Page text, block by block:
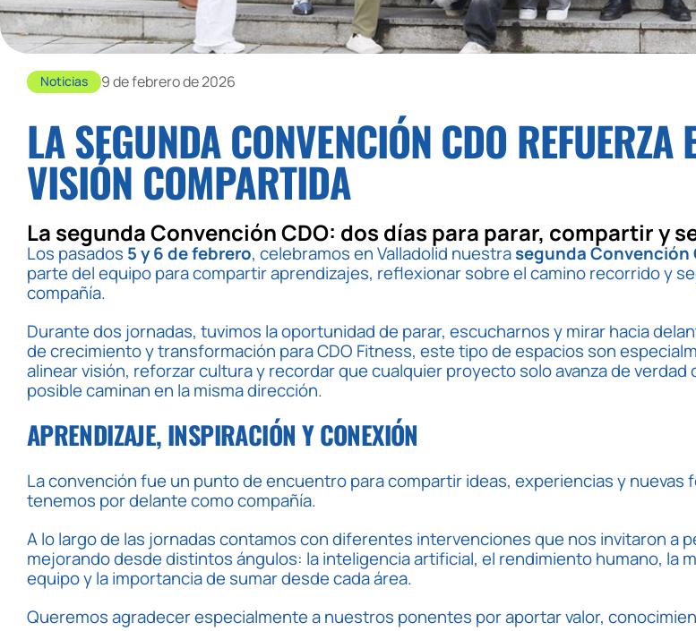
Noticias 9 de febrero de 2026
LA SEGUNDA CONVENCIÓN CDO
VISIÓN COMPARTIDA
La segunda Convención CDO: dos días para parar, compartir y
Los pasados 5 y 6 de febrero, celebramos en Valladolid nuestrasegunda Convención
parte del equipo para compartir aprendizajes, reflexionar sobre el camino recorrido y
compañía.
Durante dos jornadas, tuvimos la oportunidad de parar, escucharnos y mirar hacia
de crecimiento y transformación para CDO Fitness, este tipo de espacios son
alinear visión, reforzar cultura y recordar que cualquier proyecto solo avanza de verdad
posible caminan en la misma dirección.
APRENDIZAJE, INSPIRACIÓN Y CONEXIÓN
La convención fue un punto de encuentro para compartir ideas, experiencias y
tenemos por delante como compañía.
A lo largo de las jornadas contamos con diferentes intervenciones que nos invitaron a
mejorando desde distintos ángulos: la inteligencia artificial, el rendimiento humano, la
equipo y la importancia de sumar desde cada área.
Queremos agradecer especialmente a nuestros ponentes por aportar valor,